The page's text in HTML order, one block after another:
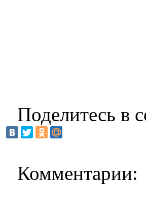
Поделитесь в
Комментарии: